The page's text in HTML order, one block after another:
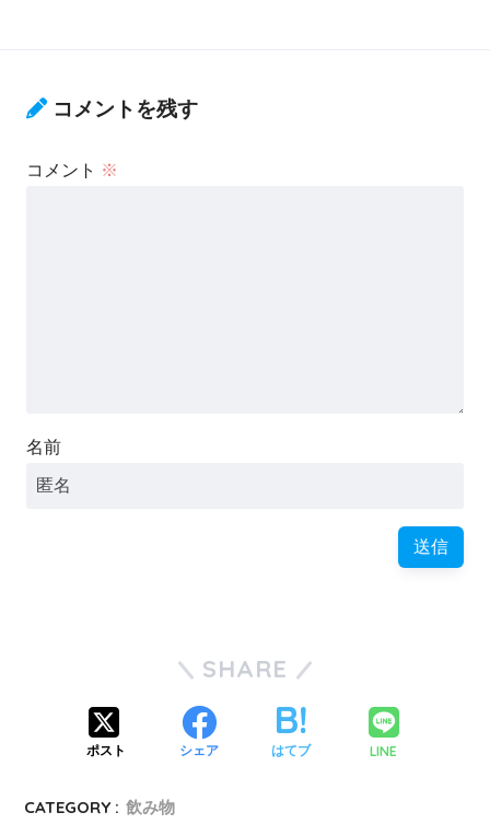
コメントを残す
コメント ※
名前
SHARE
ポスト シェア はてブ LINE
CATEGORY : 飲み物